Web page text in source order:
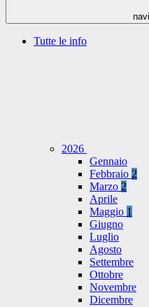
Tutte le info
2026
Gennaio
Febbraio 2
Marzo 2
Aprile
Maggio 1
Giugno
Luglio
Agosto
Settembre
Ottobre
Novembre
Dicembre